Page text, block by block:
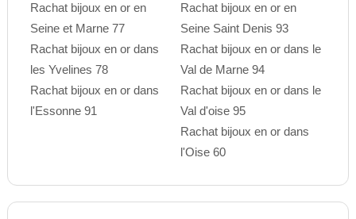
Rachat bijoux en or en
Seine et Marne 77
Rachat bijoux en or dans
les Yvelines 78
Rachat bijoux en or dans
l'Essonne 91
Rachat bijoux en or en
Seine Saint Denis 93
Rachat bijoux en or dans le
Val de Marne 94
Rachat bijoux en or dans le
Val d'oise 95
Rachat bijoux en or dans
l'Oise 60